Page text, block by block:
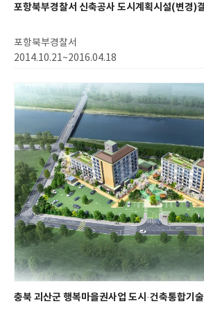
포항북부경찰서 신축공사 도시계획시설(변경)
포항북부경찰서
2014.10.21~2016.04.18
충북 괴산군 행복마을권사업 도시·건축통합기